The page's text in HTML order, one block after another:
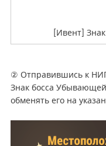
[Ивент]
② Отправившись к
Знак босса
обменять его на